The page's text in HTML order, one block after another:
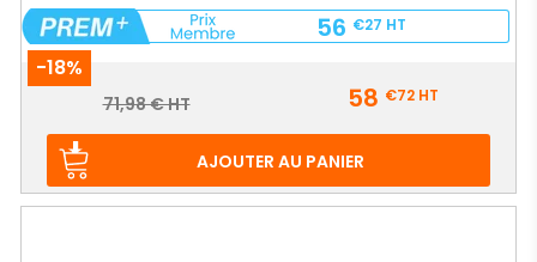
56 €27 HT
-18%
Prix
Prix
71,98 € HT 58 €72 HT
AJOUTER AU PANIER